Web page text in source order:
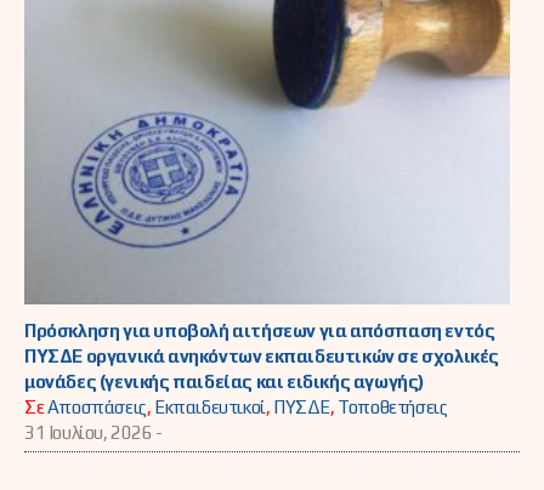
Πρόσκληση για υποβολή αιτήσεων για απόσπαση εντός
ΠΥΣΔΕ οργανικά ανηκόντων εκπαιδευτικών σε σχολικές
μονάδες (γενικής παιδείας και ειδικής αγωγής)
ΣεΑποσπάσεις, Εκπαιδευτικοί, ΠΥΣΔΕ, Τοποθετήσεις
31 Ιουλίου, 2026 -